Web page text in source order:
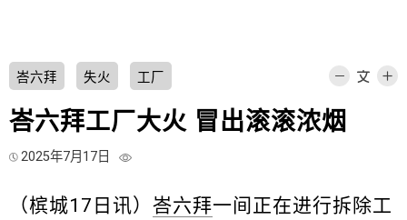
峇六拜 失火 工厂
峇六拜工厂大火 冒出滚滚浓烟
2025年7月17日
（槟城17日讯） 峇六拜一间正在进行拆除工